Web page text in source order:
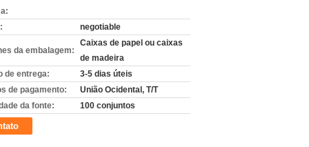
negotiable
da embalagem:
Caixas de papel ou caixas
de madeira
de entrega:
3-5 dias úteis
de pagamento:
União Ocidental, T/T
da fonte:
100 conjuntos